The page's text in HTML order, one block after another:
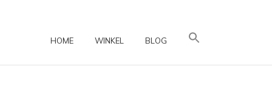
HOME WINKEL BLOG